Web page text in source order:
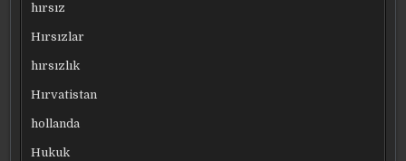
hırsız
Hırsızlar
hırsızlık
Hırvatistan
hollanda
Hukuk